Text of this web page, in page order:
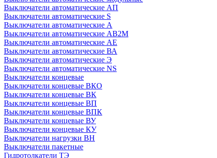
Выключатели автоматические АП
Выключатели автоматические S
Выключатели автоматические А
Выключатели автоматические АВ2М
Выключатели автоматические АЕ
Выключатели автоматические ВА
Выключатели автоматические Э
Выключатели автоматические NS
Выключатели концевые
Выключатели концевые ВКО
Выключатели концевые ВК
Выключатели концевые ВП
Выключатели концевые ВПК
Выключатели концевые ВУ
Выключатели концевые КУ
Выключатели нагрузки ВН
Выключатели пакетные
Гидротолкатели ТЭ